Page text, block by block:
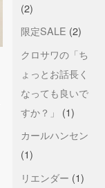
(2)
限定SALE (2)
クロサワの「ち
ょっとお話長く
なっても良いで
すか？」
(1)
カールハンセン
(1)
リエンダー (1)